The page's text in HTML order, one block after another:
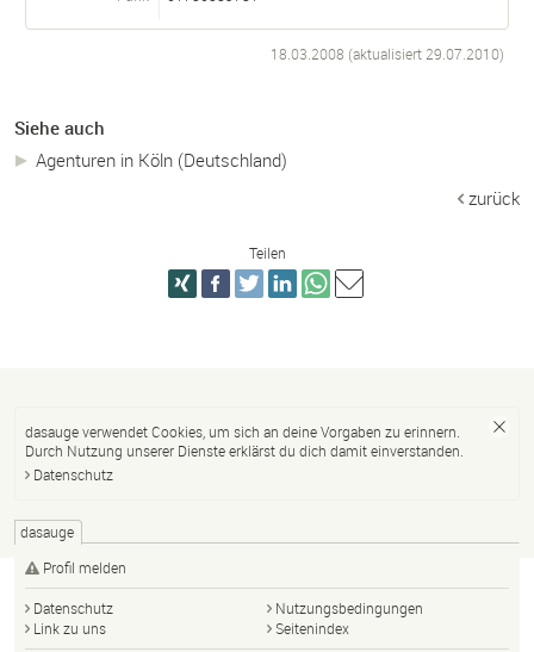
18.03.2008 (aktualisiert 29.07.2010)
Siehe auch
Agenturen in Köln (Deutschland)
zurück
Teilen
dasauge verwendet Cookies, um sich an deine Vorgaben zu erinnern.
Durch Nutzung unserer Dienste erklärst du dich damit einverstanden.
Datenschutz
dasauge
Profil melden
Datenschutz
Nutzungsbedingungen
Link zu uns
Seitenindex